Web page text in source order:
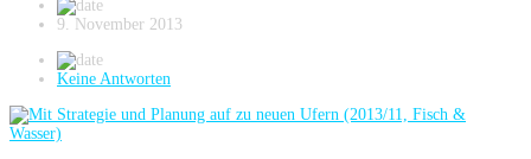
9. November 2013
Keine Antworten